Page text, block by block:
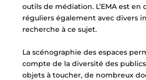
outils de médiation. L’EMA est en
réguliers également avec divers
recherche à ce sujet.
La scénographie des espaces
compte de la diversité des
objets à toucher, de nombreux